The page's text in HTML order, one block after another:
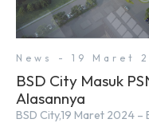
News - 19 Maret
BSD City Masuk
Alasannya
BSD City,19 Maret 2024